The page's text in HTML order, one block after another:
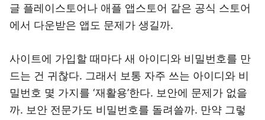
글 플레이스토어나 애플 앱스토어 같은 공식 스토어
에서 다운받은 앱도 문제가 생길까.
사이트에 가입할 때마다 새 아이디와 비밀번호를 만
드는 건 귀찮다. 그래서 보통 자주 쓰는 아이디와 비
밀번호 몇 가지를 ‘재활용’한다. 보안에 문제가 없을
까. 보안 전문가도 비밀번호를 돌려쓸까. 만약 그렇